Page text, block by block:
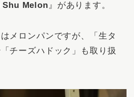
Shu Melon』があります。
メロンパンですが、「生タ
チーズハドック」も取り扱